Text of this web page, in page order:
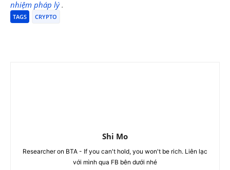
nhiệm pháp lý.
TAGS CRYPTO
Shi Mo
Researcher on BTA - If you can't hold, you won't be rich. Liên lạc
với mình qua FB bên dưới nhé